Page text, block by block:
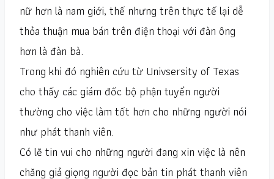
nữ hơn là nam giới, thế nhưng trên thực tế lại dễ
thỏa thuận mua bán trên điện thoại với đàn ông
hơn là đàn bà.
Trong khi đó nghiên cứu từ Univsersity of Texas
cho thấy các giám đốc bộ phận tuyển người
thường cho việc làm tốt hơn cho những người nói
như phát thanh viên.
Có lẽ tin vui cho những người đang xin việc là nên
chăng giả giọng người đọc bản tin phát thanh viên